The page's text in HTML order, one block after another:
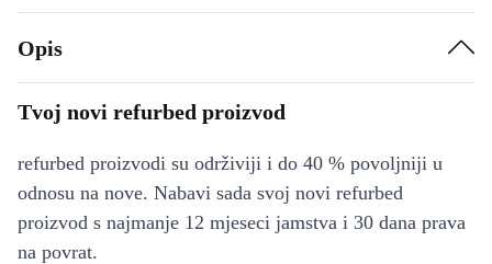
Opis
Tvoj novi refurbed proizvod
refurbed proizvodi su održiviji i do 40 % povoljniji u
odnosu na nove. Nabavi sada svoj novi refurbed
proizvod s najmanje 12 mjeseci jamstva i 30 dana prava
na povrat.